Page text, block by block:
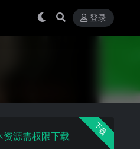
登录
下载
资源需权限下载